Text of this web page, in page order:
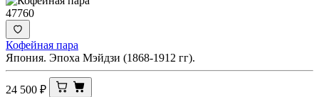
47760
Кофейная пара
Япония. Эпоха Мэйдзи (1868-1912 гг).
24 500 ₽